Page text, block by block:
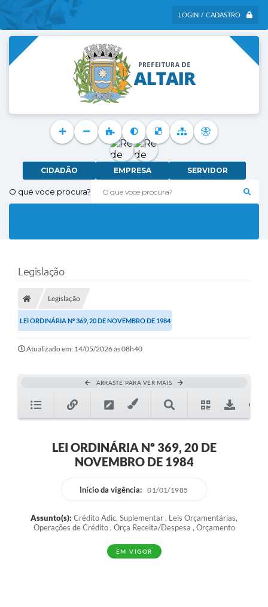
LOGIN / CADASTRO
O que voce procura?
CIDADÃO EMPRESA SERVIDOR
Legislação
Legislação
LEI ORDINÁRIA Nº 369, 20 DE NOVEMBRO DE 1984
Atualizado em: 14/05/2026 às 08h40
ARRASTE PARA VER MAIS
LEI ORDINÁRIA Nº 369, 20 DE
NOVEMBRO DE 1984
Início da vigência: 01/01/1985
Assunto(s): Crédito Adic. Suplementar , Leis Orçamentárias,
Operações de Crédito , Orça Receita/Despesa , Orçamento
EM VIGOR